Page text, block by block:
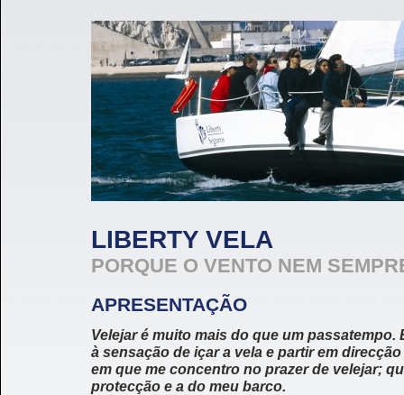
LIBERTY VELA
PORQUE O VENTO NEM
APRESENTAÇÃO
Velejar é muito mais do que um
à sensação de içar a vela e partir em
em que me concentro no prazer de velejar;
protecção e a do meu barco.